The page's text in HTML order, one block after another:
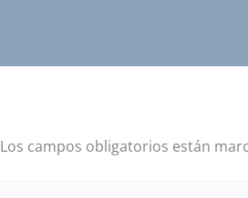
Los campos obligatorios están